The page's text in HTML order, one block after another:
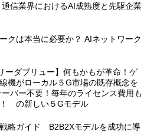
通信業界におけるAI成熟度と先駆企業
クは本当に必要か？ AIネットワーク
ーダブリュー】何もかもが革命！ゲ
機がローカル５G市場の既存概念を
バー不要！毎年のライセンス費用も
の新しい５Gモデル
略ガイド B2B2Xモデルを成功に導